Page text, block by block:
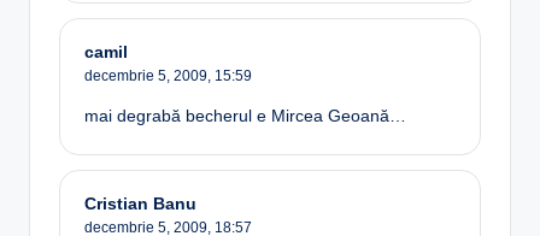
camil
decembrie 5, 2009, 15:59
mai degrabă becherul e Mircea Geoană…
Cristian Banu
decembrie 5, 2009, 18:57